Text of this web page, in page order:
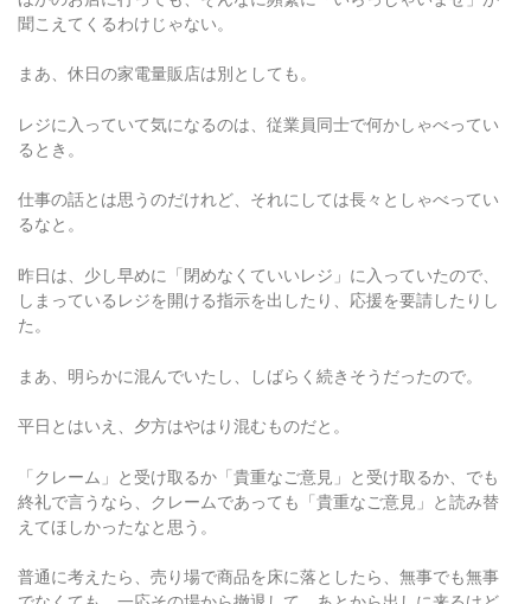
聞こえてくるわけじゃない。
まあ、休日の家電量販店は別としても。
レジに入っていて気になるのは、従業員同士で何かしゃべってい
るとき。
仕事の話とは思うのだけれど、それにしては長々としゃべってい
るなと。
昨日は、少し早めに「閉めなくていいレジ」に入っていたので、
しまっているレジを開ける指示を出したり、応援を要請したりし
た。
まあ、明らかに混んでいたし、しばらく続きそうだったので。
平日とはいえ、夕方はやはり混むものだと。
「クレーム」と受け取るか「貴重なご意見」と受け取るか、でも
終礼で言うなら、クレームであっても「貴重なご意見」と読み替
えてほしかったなと思う。
普通に考えたら、売り場で商品を床に落としたら、無事でも無事
でなくても、一応その場から撤退して、あとから出しに来るけど